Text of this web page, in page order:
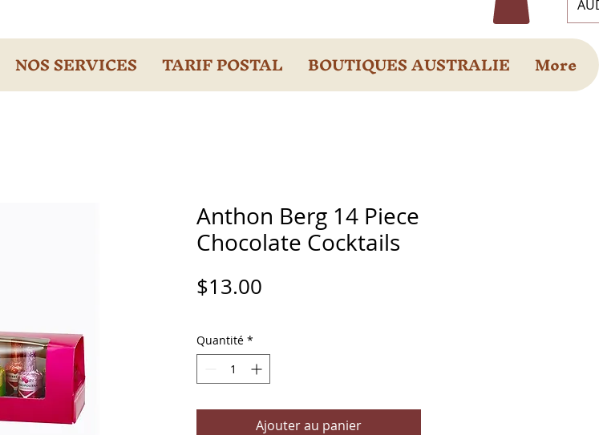
NOS SERVICES TARIF POSTAL BOUTIQUES AUSTRALIE More
Anthon Berg 14 Piece
Chocolate Cocktails
$13.00
Quantité *
Ajouter au panier